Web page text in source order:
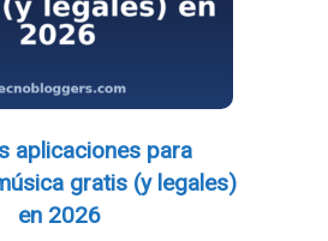
aplicaciones para
gratis (y legales)
en 2026